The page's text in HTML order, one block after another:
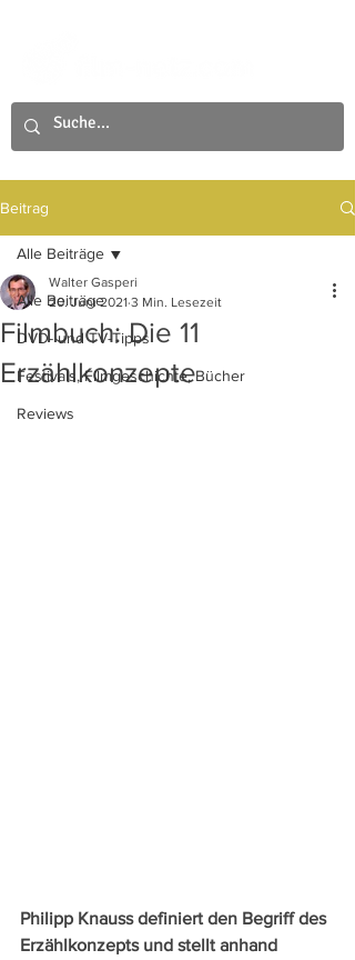
Beitrag
Alle Beiträge
DVD- und TV-Tipps
Festivals, Filmgeschichte, Bücher
Reviews
Alle Beiträge
Filmbuch: Die 11
Erzählkonzepte
Walter Gasperi
20. Juni 2021 3 Min. Lesezeit
Philipp Knauss definiert den Begriff des
Erzählkonzepts und stellt anhand